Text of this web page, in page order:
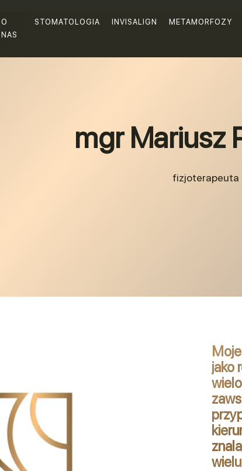
O
NAS
STOMATOLOGIA INVISALIGN METAMORFOZY
mgr Mariusz
fizjoterapeuta
jako